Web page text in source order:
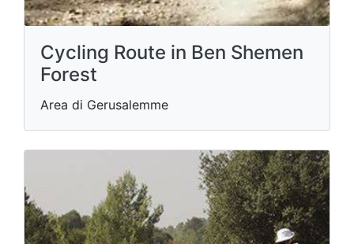
Cycling Route in Ben Shemen
Forest
Area di Gerusalemme